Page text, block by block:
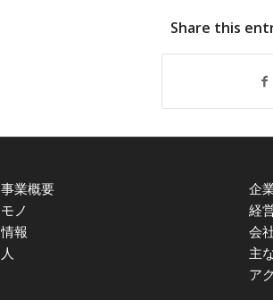
Share this
事業概要
モノ
情報
人
企
経
会
主
ア